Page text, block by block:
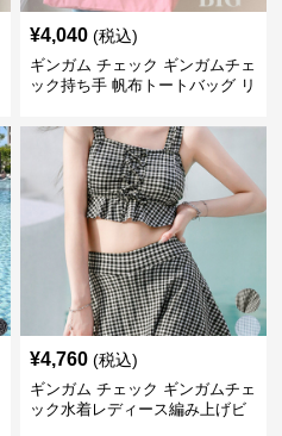
¥4,040 (税込)
ギンガム チェック ギンガムチェ
ック持ち手 帆布トートバッグ リ
¥4,760 (税込)
ギンガム チェック ギンガムチェ
ック水着レディース編み上げビ